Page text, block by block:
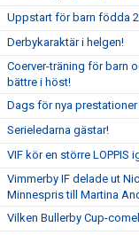
Uppstart för barn födda
Derbykaraktär i helgen!
Coerver-träning för barn
bättre i höst!
Dags för nya prestationer
Serieledarna gästar!
VIF kör en större LOPPIS
Vimmerby IF delade ut
Minnespris till Martina
Vilken Bullerby Cup-